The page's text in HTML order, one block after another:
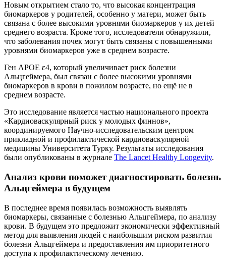
Новым открытием стало то, что высокая концентрация
биомаркеров у родителей, особенно у матери, может быть
связана с более высокими уровнями биомаркеров у их детей
среднего возраста. Кроме того, исследователи обнаружили,
что заболевания почек могут быть связаны с повышенными
уровнями биомаркеров уже в среднем возрасте.
Ген APOE ε4, который увеличивает риск болезни
Альцгеймера, был связан с более высокими уровнями
биомаркеров в крови в пожилом возрасте, но ещё не в
среднем возрасте.
Это исследование является частью национального проекта
«Кардиоваскулярный риск у молодых финнов»,
координируемого Научно-исследовательским центром
прикладной и профилактической кардиоваскулярной
медицины Университета Турку. Результаты исследования
были опубликованы в журнале The Lancet Healthy Longevity.
Анализ крови поможет диагностировать болезнь
Альцгеймера в будущем
В последнее время появилась возможность выявлять
биомаркеры, связанные с болезнью Альцгеймера, по анализу
крови. В будущем это предложит экономически эффективный
метод для выявления людей с наибольшим риском развития
болезни Альцгеймера и предоставления им приоритетного
доступа к профилактическому лечению.